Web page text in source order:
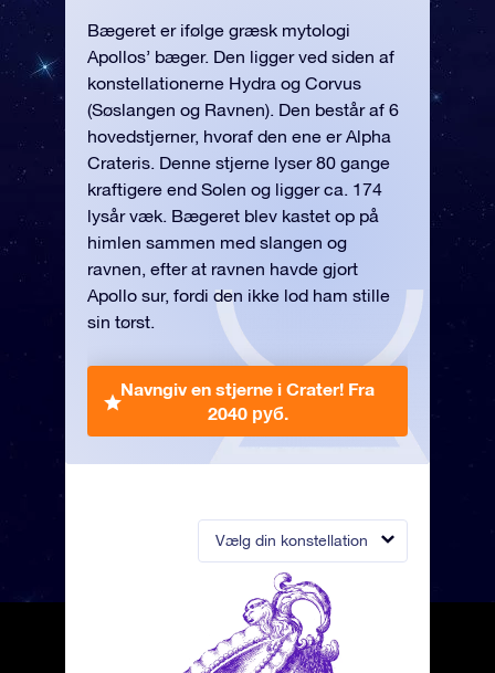
Vælg din konstellation
Bægeret er ifølge græsk mytologi
Apollos’ bæger. Den ligger ved siden af
konstellationerne Hydra og Corvus
(Søslangen og Ravnen). Den består af 6
hovedstjerner, hvoraf den ene er Alpha
Crateris. Denne stjerne lyser 80 gange
kraftigere end Solen og ligger ca. 174
lysår væk. Bægeret blev kastet op på
himlen sammen med slangen og
ravnen, efter at ravnen havde gjort
Apollo sur, fordi den ikke lod ham stille
sin tørst.
Navngiv en stjerne i Crater! Fra
2040 руб.